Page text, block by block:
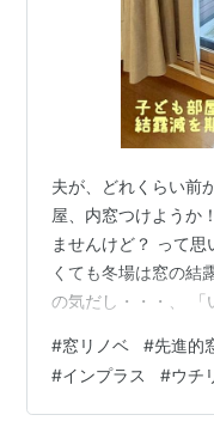
夫が、どれくらい前
屋、内窓つけようか
ませんけど？ って
くても冬場は窓の結
の気だし・・・、 「
リノベ事業 その日の
場合は、カインズ）
ところ、LIXILのイ
#窓リノベ #先進的
#インプラス #ウチ